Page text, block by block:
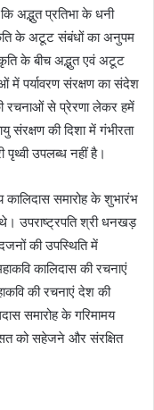
अद्भुत प्रतिभा के धनी
के अटूट संबंधों का अनुपम
के बीच अद्भुत एवं अटूट
पर्यावरण संरक्षण का संदेश
रचनाओं से प्रेरणा लेकर हमें
संरक्षण की दिशा में गंभीरता
उपलब्ध नहीं है।
समारोह के शुभारंभ
उपराष्ट्रपति श्री धनखड़
की उपस्थिति में
कालिदास की रचनाएं
की रचनाएं देश की
समारोह के गरिमामय
को सहेजने और संरक्षित